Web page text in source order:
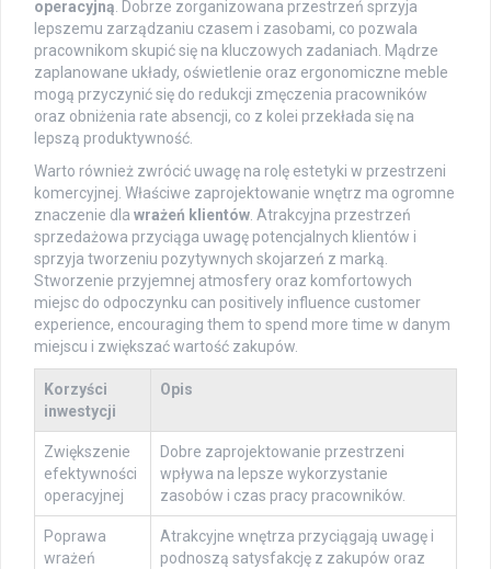
operacyjną . Dobrze zorganizowana przestrzeń sprzyja
lepszemu zarządzaniu czasem i zasobami, co pozwala
pracownikom skupić się na kluczowych zadaniach. Mądrze
zaplanowane układy, oświetlenie oraz ergonomiczne meble
mogą przyczynić się do redukcji zmęczenia pracowników
oraz obniżenia rate absencji, co z kolei przekłada się na
lepszą produktywność.
Warto również zwrócić uwagę na rolę estetyki w przestrzeni
komercyjnej. Właściwe zaprojektowanie wnętrz ma ogromne
znaczenie dla wrażeń klientów . Atrakcyjna przestrzeń
sprzedażowa przyciąga uwagę potencjalnych klientów i
sprzyja tworzeniu pozytywnych skojarzeń z marką.
Stworzenie przyjemnej atmosfery oraz komfortowych
miejsc do odpoczynku can positively influence customer
experience, encouraging them to spend more time w danym
miejscu i zwiększać wartość zakupów.
Korzyści
inwestycji
Opis
Zwiększenie
efektywności
operacyjnej
Dobre zaprojektowanie przestrzeni
wpływa na lepsze wykorzystanie
zasobów i czas pracy pracowników.
Poprawa
wrażeń
Atrakcyjne wnętrza przyciągają uwagę i
podnoszą satysfakcję z zakupów oraz